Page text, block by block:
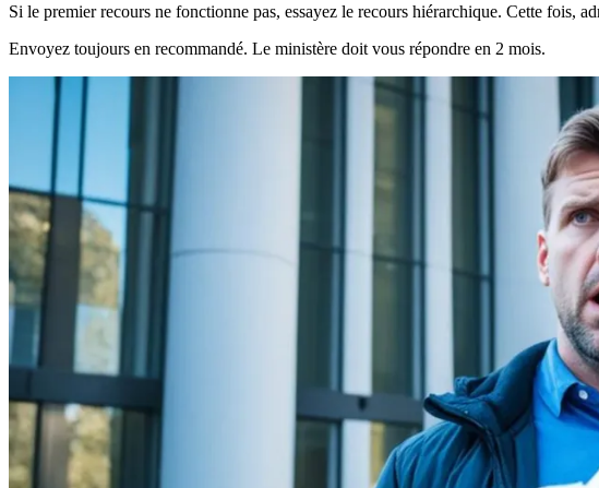
Si le premier recours ne fonctionne pas, essayez le recours hiérarchique. Cette fois,
Envoyez toujours en recommandé. Le ministère doit vous répondre en 2 mois.